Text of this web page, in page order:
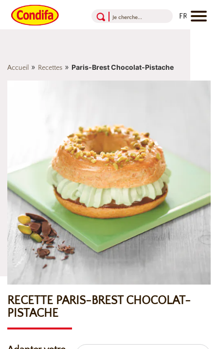
Accueil » Recettes » Paris-Brest Chocolat-Pistache
RECETTE PARIS-BREST CHOCOLAT-
PISTACHE